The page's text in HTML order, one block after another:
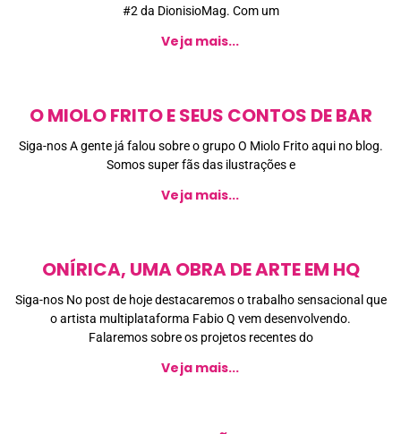
#2 da DionisioMag. Com um
Veja mais...
O MIOLO FRITO E SEUS CONTOS DE BAR
Siga-nos A gente já falou sobre o grupo O Miolo Frito aqui no blog.
Somos super fãs das ilustrações e
Veja mais...
ONÍRICA, UMA OBRA DE ARTE EM HQ
Siga-nos No post de hoje destacaremos o trabalho sensacional que
o artista multiplataforma Fabio Q vem desenvolvendo.
Falaremos sobre os projetos recentes do
Veja mais...